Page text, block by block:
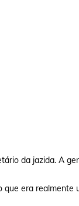
da jazida. A
era realmente